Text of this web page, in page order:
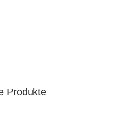
Produkte